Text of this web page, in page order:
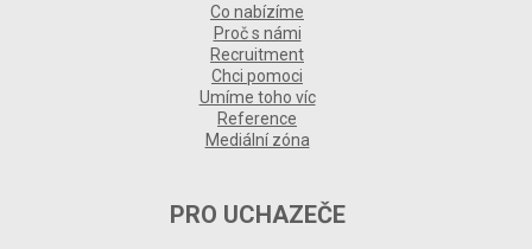
Co nabízíme
Proč s námi
Recruitment
Chci pomoci
Umíme toho víc
Reference
Mediální zóna
PRO UCHAZEČE